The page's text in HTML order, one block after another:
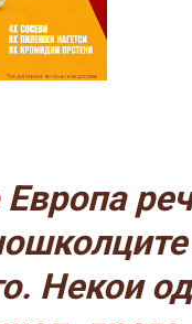
Европа
Некои